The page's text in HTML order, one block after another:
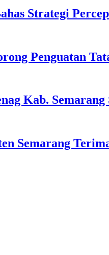
Strategi
Penguatan
Kab.
Semarang